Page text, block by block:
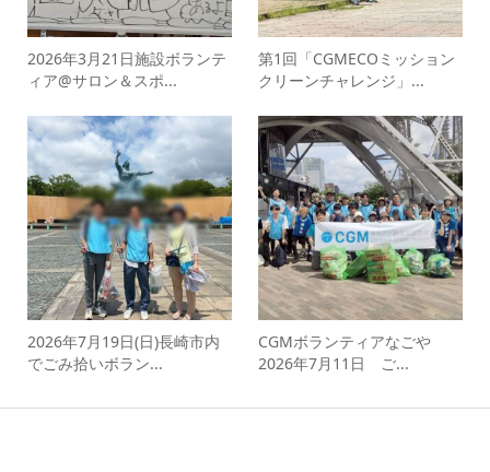
2026年3月21日施設ボランテ
ィア@サロン＆スポ...
第1回「CGMECOミッション
クリーンチャレンジ」...
2026年7月19日(日)長崎市内
でごみ拾いボラン...
CGMボランティアなごや
2026年7月11日 ご...